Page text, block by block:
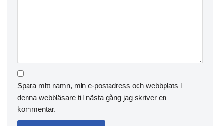
Spara mitt namn, min e-postadress och webbplats i
denna webbläsare till nästa gång jag skriver en
kommentar.